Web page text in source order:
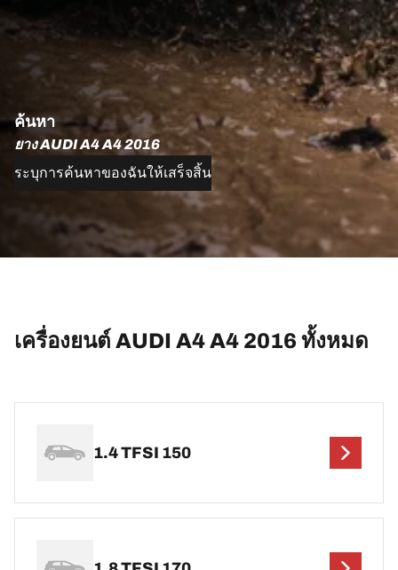
ค้นหา
ยาง AUDI A4 A4 2016
ระบุการค้นหาของฉันให้เสร็จสิ้น
เครื่องยนต์ AUDI A4 A4 2016 ทั้งหมด
1.4 TFSI 150